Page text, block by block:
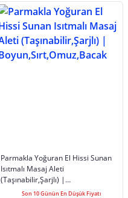
Parmakla Yoğuran El Hissi Sunan
Isıtmalı Masaj Aleti
(Taşınabilir,Şarjlı) |
Boyun,Sırt,Omuz,Bacak
Son 10 Günün En Düşük Fiyatı